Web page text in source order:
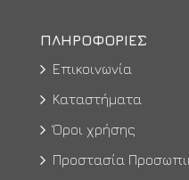
ΠΛΗΡΟΦΟΡΊΕΣ
Επικοινωνία
Καταστήματα
Όροι χρήσης
Προστασία